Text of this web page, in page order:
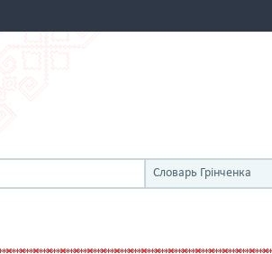
Словарь Грінченка